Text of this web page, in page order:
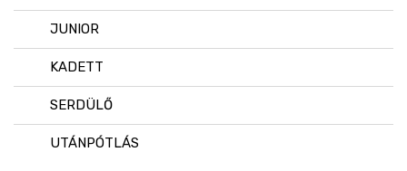
JUNIOR
KADETT
SERDÜLŐ
UTÁNPÓTLÁS